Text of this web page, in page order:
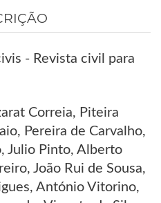
- Revista civil para
Correia, Piteira
Pereira de Carvalho,
Julio Pinto, Alberto
João Rui de Sousa,
António Vitorino,